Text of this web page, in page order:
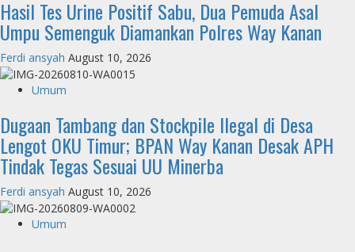
Hasil Tes Urine Positif Sabu, Dua Pemuda Asal
Umpu Semenguk Diamankan Polres Way Kanan
Ferdi ansyah August 10, 2026
Umum
Dugaan Tambang dan Stockpile Ilegal di Desa
Lengot OKU Timur; BPAN Way Kanan Desak APH
Tindak Tegas Sesuai UU Minerba
Ferdi ansyah August 10, 2026
Umum